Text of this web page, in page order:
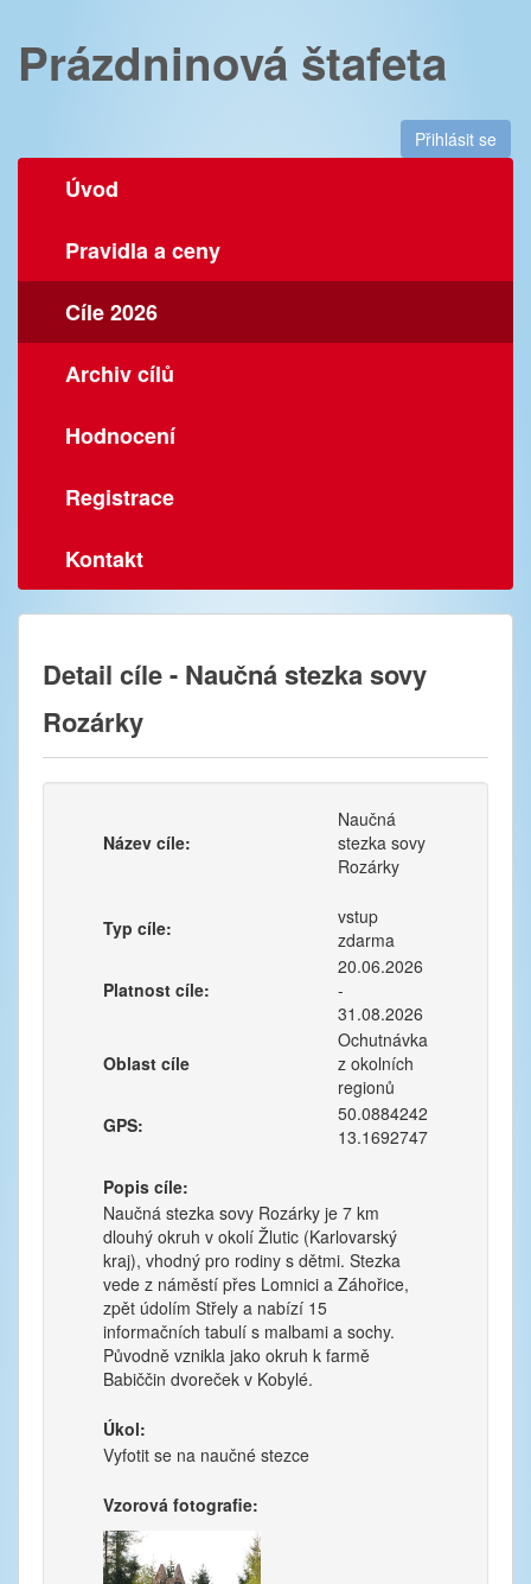
Prázdninová štafeta
Přihlásit se
Úvod
Pravidla a ceny
Cíle 2026
Archiv cílů
Hodnocení
Registrace
Kontakt
Detail cíle - Naučná stezka sovy
Rozárky
Název cíle:
Naučná
stezka sovy
Rozárky
Typ cíle:
vstup
zdarma
Platnost cíle:
20.06.2026
-
31.08.2026
Oblast cíle
Ochutnávka
z okolních
regionů
GPS:
50.0884242
13.1692747
Popis cíle:
Naučná stezka sovy Rozárky je 7 km
dlouhý okruh v okolí Žlutic (Karlovarský
kraj), vhodný pro rodiny s dětmi. Stezka
vede z náměstí přes Lomnici a Záhořice,
zpět údolím Střely a nabízí 15
informačních tabulí s malbami a sochy.
Původně vznikla jako okruh k farmě
Babiččin dvoreček v Kobylé.
Úkol:
Vyfotit se na naučné stezce
Vzorová fotografie: